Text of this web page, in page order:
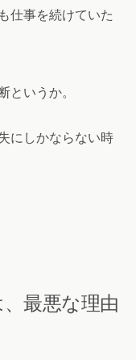
仕事を続けていた
というか。
にしかならない時
最悪な理由